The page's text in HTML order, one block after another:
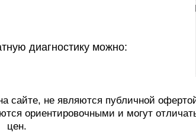
диагностику можно:
сайте, не являются публичной
ориентировочными и могут
цен.